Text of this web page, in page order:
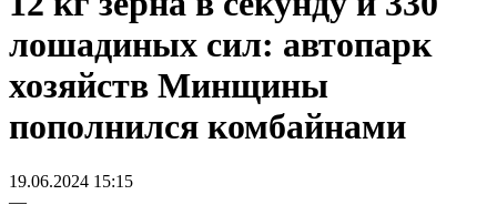
лошадиных сил: автопарк
хозяйств Минщины
пополнился комбайнами
19.06.2024 15:15
—